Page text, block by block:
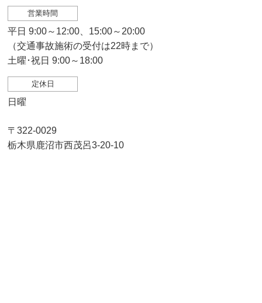
営業時間
平日 9:00～12:00、15:00～20:00
（交通事故施術の受付は22時まで）
土曜･祝日 9:00～18:00
定休日
日曜
〒322-0029
栃木県鹿沼市西茂呂3-20-10